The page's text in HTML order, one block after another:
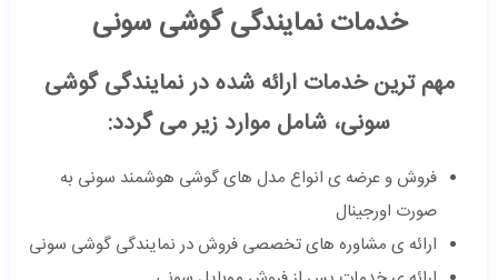
خدمات نمایندگی گوشی سونی
مهم ترین خدمات ارائه شده در نمایندگی گوشی
سونی، شامل موارد زیر می گردد:
فروش و عرضه ی انواع مدل های گوشی هوشمند سونی به
صورت اورجینال
ارائه ی مشاوره های تخصصی فروش در نمایندگی گوشی سونی